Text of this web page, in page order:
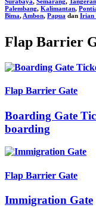
Palembang, Kalimantan,
Bima, Ambon, Papua dan Irian
Flap Barrier
Flap Barrier Gate
Boarding Gate
boarding
Flap Barrier Gate
Immigration Gate